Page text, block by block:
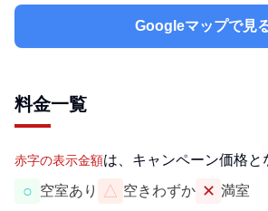
Googleマップで見
料金一覧
赤字の表示金額は、キャンペーン価格と
○ 空室あり △ 空きわずか ✕ 満室